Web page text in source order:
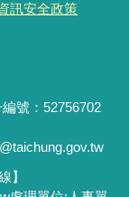
訊安全政策
號：52756702
】